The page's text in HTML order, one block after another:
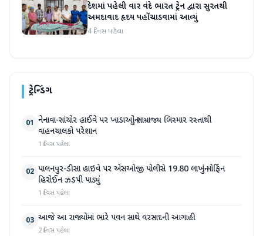
દેશમાં પહેલી વાર વંદે ભારત ટ્રેન દ્વારા સુરતથી
અમદાવાદ હૃદય પહોંચાડવામાં આવ્યું
4 દિવસ પહેલા
ટ્રેન્ડિંગ
01 નેનાવા-સાંચોર હાઈવે પર ખાડાઓનું સામ્રાજ્ય બિસ્માર રસ્તાથી
વાહનચાલકો પરેશાન
1 દિવસ પહેલા
02 પાલનપુર-ડીસા હાઇવે પર એસઓજી પોલીસે 19.80 લાખનું મોર્ફિન
હિરોઈન ઝડપી પાડ્યું
1 દિવસ પહેલા
03 આજે આ રાજ્યોમાં ભારે પવન સાથે વરસાદની આગાહી
2 દિવસ પહેલા